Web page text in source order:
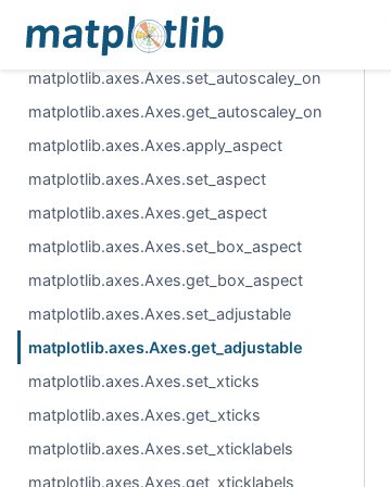
matplotlib.axes.Axes.get_autoscalex_on
matplotlib.axes.Axes.set_autoscaley_on
matplotlib.axes.Axes.get_autoscaley_on
matplotlib.axes.Axes.apply_aspect
matplotlib.axes.Axes.set_aspect
matplotlib.axes.Axes.get_aspect
matplotlib.axes.Axes.set_box_aspect
matplotlib.axes.Axes.get_box_aspect
matplotlib.axes.Axes.set_adjustable
matplotlib.axes.Axes.get_adjustable
matplotlib.axes.Axes.set_xticks
matplotlib.axes.Axes.get_xticks
matplotlib.axes.Axes.set_xticklabels
matplotlib.axes.Axes.get_xticklabels